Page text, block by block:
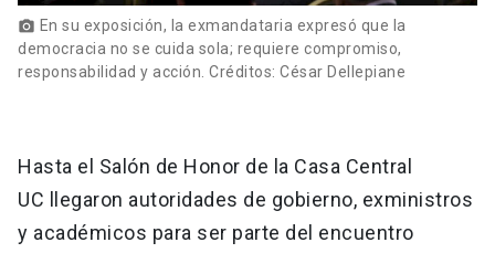
photo_camera En su exposición, la exmandataria expresó que la
democracia no se cuida sola; requiere compromiso,
responsabilidad y acción. Créditos: César Dellepiane
Hasta el Salón de Honor de la Casa Central
UC llegaron autoridades de gobierno, exministros
y académicos para ser parte del encuentro